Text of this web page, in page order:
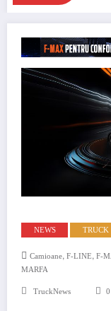
NEWS TRUCK
Camioane, F-LINE, F-
MARFA
TruckNews